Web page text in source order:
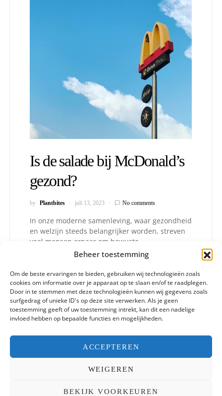
Beheer toestemming
Om de beste ervaringen te bieden, gebruiken wij technologieën zoals
cookies om informatie over je apparaat op te slaan en/of te raadplegen.
Door in te stemmen met deze technologieën kunnen wij gegevens zoals
surfgedrag of unieke ID's op deze site verwerken. Als je geen
toestemming geeft of uw toestemming intrekt, kan dit een nadelige
invloed hebben op bepaalde functies en mogelijkheden.
ACCEPTEREN
WEIGEREN
BEKIJK VOORKEUREN
Is de salade bij McDonald’s
gezond?
by Plantbites juli 13, 2023 No comments
In onze moderne samenleving, waar gezondheid
en welzijn steeds belangrijker worden, streven
veel mensen ernaar om bewuste
voedingskeuzes…
Plantbites
DUURZAAMHEID
FASHION CONTACT